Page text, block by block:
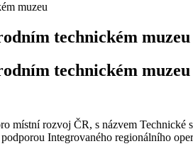
muzeu
technickém muzeu
technickém muzeu
místní rozvoj ČR, s názvem
Integrovaného regionálního